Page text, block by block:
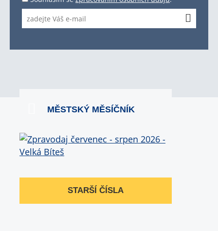
MĚSTSKÝ MĚSÍČNÍK
STARŠÍ ČÍSLA